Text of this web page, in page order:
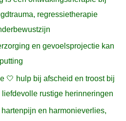
regressietherapie
en gevoelsprojectie kan
🤍 hulp bij afscheid en troost bij
rustige herinneringen
en harmonieverlies,